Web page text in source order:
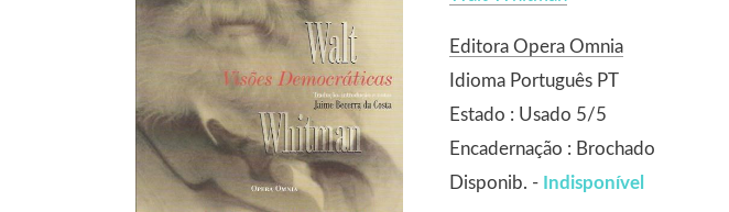
Editora Opera Omnia
Idioma Português PT
Estado : Usado 5/5
Encadernação : Brochado
Disponib. - Indisponível